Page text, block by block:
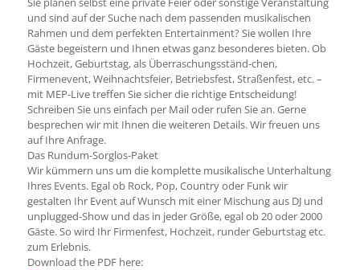
und sind auf der Suche nach dem passenden musikalischen
Rahmen und dem perfekten Entertainment? Sie wollen Ihre
Gäste begeistern und Ihnen etwas ganz besonderes bieten. Ob
Hochzeit, Geburtstag, als Überraschungsständ-chen,
Firmenevent, Weihnachtsfeier, Betriebsfest, Straßenfest, etc. –
mit MEP-Live treffen Sie sicher die richtige Entscheidung!
Schreiben Sie uns einfach per Mail oder rufen Sie an. Gerne
besprechen wir mit Ihnen die weiteren Details. Wir freuen uns
auf Ihre Anfrage.
Das Rundum-Sorglos-Paket
Wir kümmern uns um die komplette musikalische Unterhaltung
Ihres Events. Egal ob Rock, Pop, Country oder Funk wir
gestalten Ihr Event auf Wunsch mit einer Mischung aus DJ und
unplugged-Show und das in jeder Größe, egal ob 20 oder 2000
Gäste. So wird Ihr Firmenfest, Hochzeit, runder Geburtstag etc.
zum Erlebnis.
Download the PDF here: